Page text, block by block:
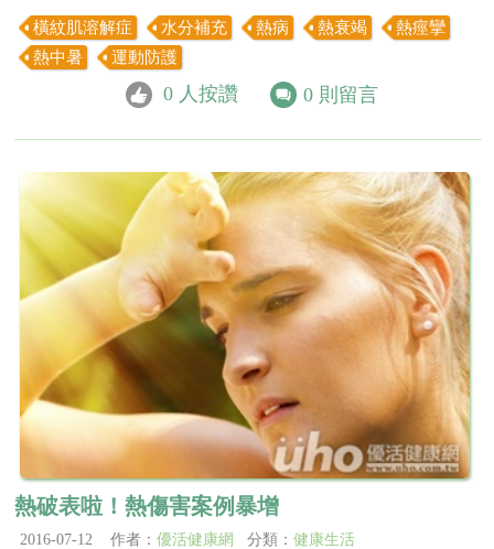
橫紋肌溶解症 水分補充 熱病 熱衰竭
熱痙攣
熱中暑
運動防護
0 人按讚 0 則留言
熱破表啦！熱傷害案例暴增
2016-07-12 作者： 優活健康網 分類： 健康生活